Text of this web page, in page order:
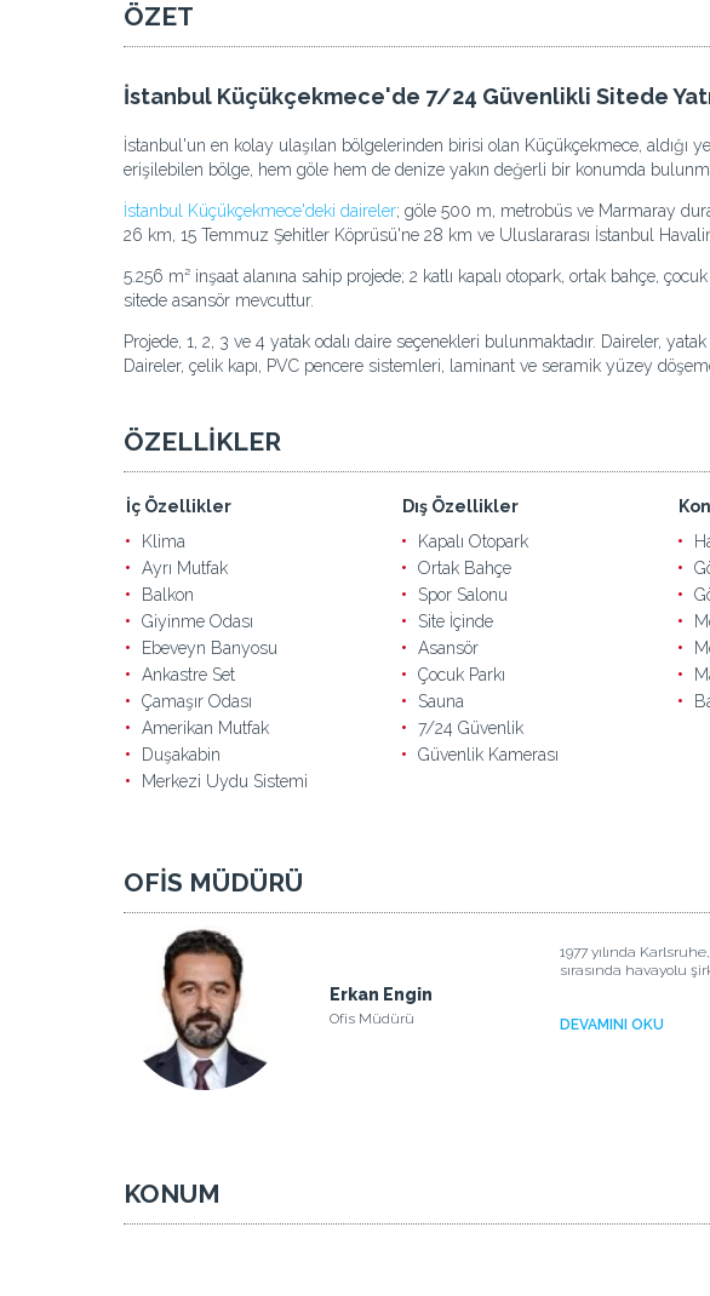
ÖZET
İstanbul Küçükçekmece'de 7/24 Güvenlikli Sitede
İstanbul'un en kolay ulaşılan bölgelerinden birisi olan Küçükçekmece, aldığı
erişilebilen bölge, hem göle hem de denize yakın değerli bir konumda
İstanbul Küçükçekmece'deki daireler; göle 500 m, metrobüs ve Marmaray
26 km, 15 Temmuz Şehitler Köprüsü'ne 28 km ve Uluslararası İstanbul
5.256 m² inşaat alanına sahip projede; 2 katlı kapalı otopark, ortak bahçe,
sitede asansör mevcuttur.
Projede, 1, 2, 3 ve 4 yatak odalı daire seçenekleri bulunmaktadır. Daireler,
Daireler, çelik kapı, PVC pencere sistemleri, laminant ve seramik yüzey
ÖZELLİKLER
İç Özellikler
Klima
Ayrı Mutfak
Balkon
Giyinme Odası
Ebeveyn Banyosu
Ankastre Set
Çamaşır Odası
Amerikan Mutfak
Duşakabin
Merkezi Uydu Sistemi
Dış Özellikler
Kapalı Otopark
Ortak Bahçe
Spor Salonu
Site İçinde
Asansör
Çocuk Parkı
Sauna
7/24 Güvenlik
Güvenlik Kamerası
OFİS MÜDÜRÜ
Erkan Engin
Ofis Müdürü
1977 yılında
sırasında havayolu
DEVAMINI OKU
KONUM